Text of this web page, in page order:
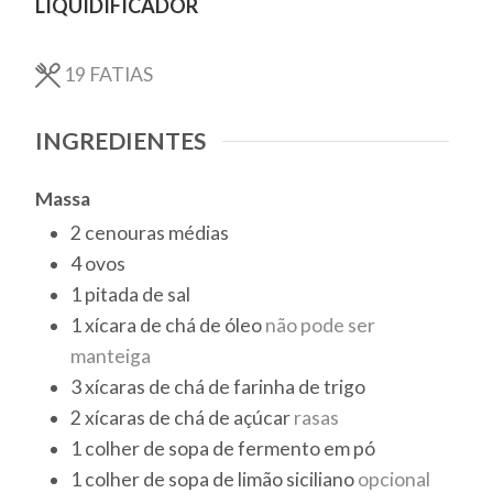
LIQUIDIFICADOR
19 FATIAS
INGREDIENTES
Massa
2 cenouras médias
4ovos
1pitada de sal
1xícara de chá de óleonão pode ser
manteiga
3xícaras de chá de farinha de trigo
2 xícaras de chá de açúcarrasas
1colher de sopa de fermento em pó
1colher de sopa de limão sicilianoopcional